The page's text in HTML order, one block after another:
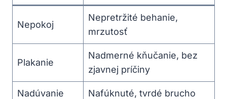
Nepokoj
Nepretržité behanie,
mrzutosť
Plakanie
Nadmerné kňučanie, bez
zjavnej príčiny
Nadúvanie Nafúknuté, tvrdé brucho